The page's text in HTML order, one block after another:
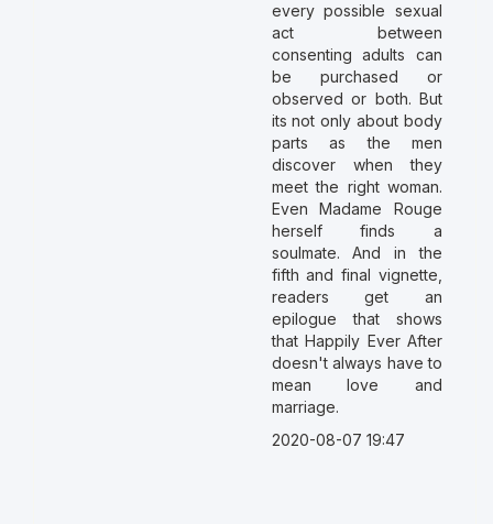
every possible sexual
act between
consenting adults can
be purchased or
observed or both. But
its not only about body
parts as the men
discover when they
meet the right woman.
Even Madame Rouge
herself finds a
soulmate. And in the
fifth and final vignette,
readers get an
epilogue that shows
that Happily Ever After
doesn't always have to
mean love and
marriage.
2020-08-07 19:47